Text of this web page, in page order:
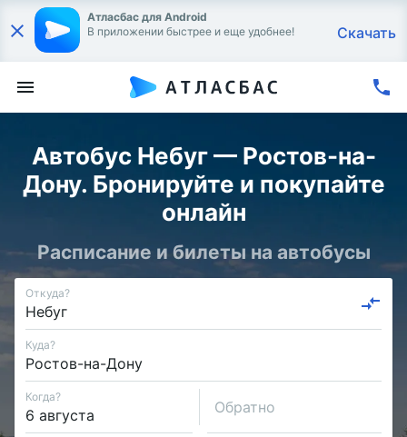
Атласбас для Android
В приложении быстрее и еще удобнее!
Скачать
Автобус Небуг — Ростов-на-
Дону. Бронируйте и покупайте
онлайн
Расписание и билеты на автобусы
Откуда?
Куда?
Когда?
Обратно